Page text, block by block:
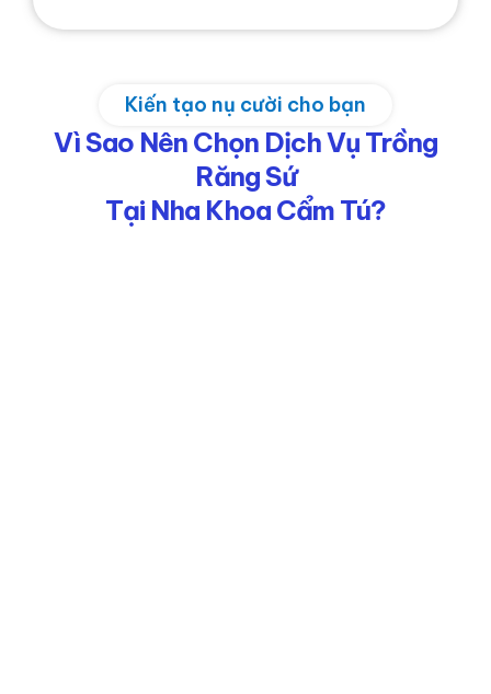
Kiến tạo nụ cười cho bạn
Vì Sao Nên Chọn Dịch Vụ Trồng
Răng Sứ
Tại Nha Khoa Cẩm Tú?